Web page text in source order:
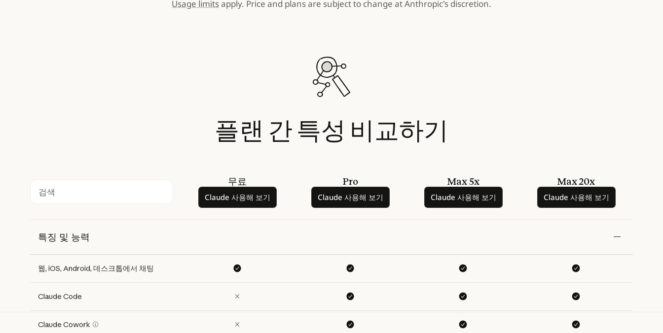
Usage limitsapply. Price and plans are subject to change at Anthropic's discretion.
플랜 간특성 비교하기
검색
무료
Claude 사용해 보기
Claude 사용해 보기
Pro
Claude 사용해 보기
Claude 사용해 보기
Max 5x
Claude 사용해 보기
Claude 사용해 보기
Max 20x
Claude 사용해 보기
Claude 사용해 보기
특징 및 능력
Features Pro Max 5x Max 20x
웹, iOS, Android, 데스크톱에서 채팅
Claude Code
Claude Cowork